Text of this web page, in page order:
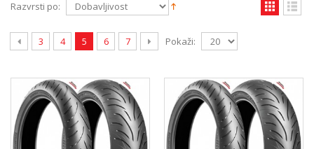
Razvrsti po:
3 4 5 6 7 Pokaži: